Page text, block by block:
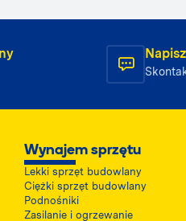
Wynajem sprzętu
Lekki sprzęt budowlany
Ciężki sprzęt budowlany
Podnośniki
Zasilanie i ogrzewanie